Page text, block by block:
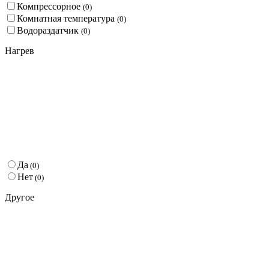
Компрессорное (0)
Комнатная температура (0)
Водораздатчик (0)
Нагрев
Да (0)
Нет (0)
Другое